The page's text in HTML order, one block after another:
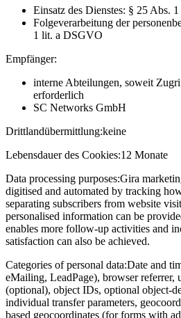
Einsatz des Dienstes: § 25 Abs.
Folgeverarbeitung der
1 lit. a DSGVO
Empfänger:
interne Abteilungen, soweit
erforderlich
SC Networks GmbH
Drittlandübermittlung:keine
Lebensdauer des Cookies:12 Monate
Data processing purposes:Gira
digitised and automated by tracking
separating subscribers from website
personalised information can be
enables more follow-up activities and
satisfaction can also be achieved.
Categories of personal data:Date and
eMailing, LeadPage), browser referrer,
(optional), object IDs, optional object-
individual transfer parameters,
based geocoordinates (for forms with